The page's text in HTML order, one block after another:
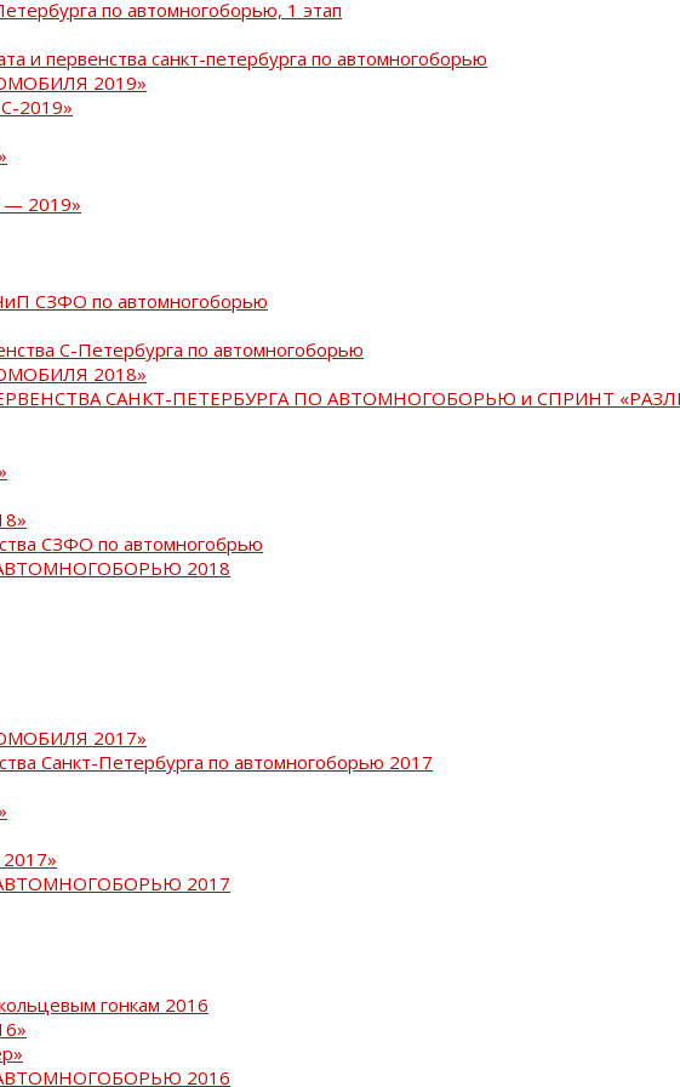
по автомногоборью, 1 этап
и первенства санкт-петербурга по автомногоборью
2019»
2019»
2019»
СЗФО по автомногоборью
С-Петербурга по автомногоборью
2018»
САНКТ-ПЕТЕРБУРГА ПО АВТОМНОГОБОРЬЮ и СПРИНТ
СЗФО по автомногобрью
2018
2017»
Санкт-Петербурга по автомногоборью 2017
2017
гонкам 2016
2016